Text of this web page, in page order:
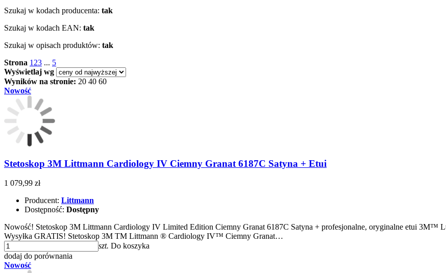
Szukaj w kodach producenta: tak
Szukaj w kodach EAN: tak
Szukaj w opisach produktów: tak
Strona 1 23 ... 5
Wyświetlaj wg
Wyników na stronie: 20 40 60
Nowość
Stetoskop 3M Littmann Cardiology IV Ciemny Granat 6187C Satyna + Etui
1 079,99 zł
Producent: Littmann
Dostępność: Dostępny
Nowość! Stetoskop 3M Littmann Cardiology IV Limited Edition Ciemny Granat 6187C Satyna + profesjonalne, oryginalne etui 3M™
Wysyłka GRATIS! Stetoskop 3M TM Littmann ® Cardiology IV™ Ciemny Granat…
szt. Do koszyka
dodaj do porównania
Nowość